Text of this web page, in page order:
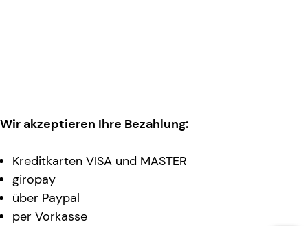
Wir akzeptieren Ihre Bezahlung:
Kreditkarten VISA und MASTER
giropay
über Paypal
per Vorkasse